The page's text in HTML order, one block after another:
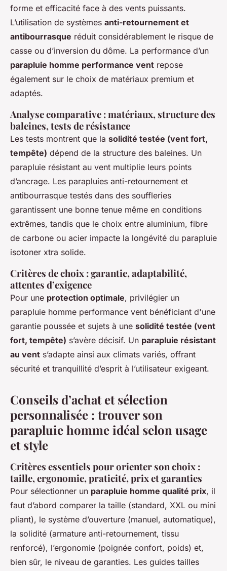
forme et efficacité face à des vents puissants.
L’utilisation de systèmes anti-retournement et
antibourrasque réduit considérablement le risque de
casse ou d’inversion du dôme. La performance d’un
parapluie homme performance vent repose
également sur le choix de matériaux premium et
adaptés.
Analyse comparative : matériaux, structure des
baleines, tests de résistance
Les tests montrent que la solidité testée (vent fort,
tempête) dépend de la structure des baleines. Un
parapluie résistant au vent multiplie leurs points
d’ancrage. Les parapluies anti-retournement et
antibourrasque testés dans des souffleries
garantissent une bonne tenue même en conditions
extrêmes, tandis que le choix entre aluminium, fibre
de carbone ou acier impacte la longévité du parapluie
isotoner xtra solide.
Critères de choix : garantie, adaptabilité,
attentes d’exigence
Pour une protection optimale, privilégier un
parapluie homme performance vent bénéficiant d'une
garantie poussée et sujets à une solidité testée (vent
fort, tempête) s’avère décisif. Un parapluie résistant
au vent s’adapte ainsi aux climats variés, offrant
sécurité et tranquillité d’esprit à l’utilisateur exigeant.
Conseils d’achat et sélection
personnalisée : trouver son
parapluie homme idéal selon usage
et style
Critères essentiels pour orienter son choix :
taille, ergonomie, praticité, prix et garanties
Pour sélectionner un parapluie homme qualité prix, il
faut d’abord comparer la taille (standard, XXL ou mini
pliant), le système d’ouverture (manuel, automatique),
la solidité (armature anti-retournement, tissu
renforcé), l’ergonomie (poignée confort, poids) et,
bien sûr, le niveau de garanties. Les guides tailles